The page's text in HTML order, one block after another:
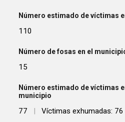
Número estimado de víctimas
110
Número de fosas en el
15
Número estimado de víctimas
municipio
77 | Víctimas exhumadas: 76